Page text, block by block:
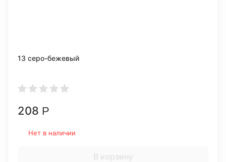
13 серо-бежевый
208 Р
Нет в наличии
В корзину